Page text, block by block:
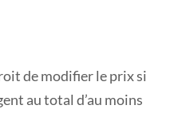
de modifier le prix si
au total d’au moins